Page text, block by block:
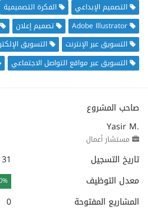
التصميم الإبداعي الفكرة التصميمية
Adobe Illustrator
تصميم إعلان
التسويق عبر الإنترنت
التسويق
التسويق عبر مواقع التواصل الاجتماعي
صاحب المشروع
Yasir M.
مستشار أعمال
تاريخ التسجيل
31 يوليو 2025
معدل التوظيف
المشاريع المفتوحة
0